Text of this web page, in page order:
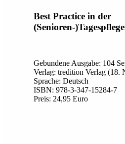
Best Practice in der
(Senioren-)Tagespflege
Gebundene Ausgabe: 104
Verlag: tredition Verlag (18.
Sprache: Deutsch
ISBN: 978-3-347-15284-7
Preis: 24,95 Euro